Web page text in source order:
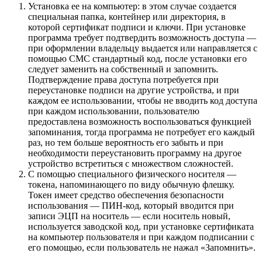
Установка ее на компьютер: в этом случае создается
специальная папка, контейнер или директория, в
которой сертификат подписи и ключи. При установке
программа требует подтвердить возможность доступа —
при оформлении владельцу выдается или направляется с
помощью СМС стандартный код, после установки его
следует заменить на собственный и запомнить.
Подтверждение права доступа потребуется при
переустановке подписи на другие устройства, и при
каждом ее использовании, чтобы не вводить код доступа
при каждом использовании, пользователю
предоставлена возможность воспользоваться функцией
запоминания, тогда программа не потребует его каждый
раз, но тем больше вероятность его забыть и при
необходимости переустановить программу на другое
устройство встретиться с множеством сложностей.
С помощью специального физического носителя —
токена, напоминающего по виду обычную флешку.
Токен имеет средство обеспечения безопасности
использования — ПИН-код, который вводится при
записи ЭЦП на носитель — если носитель новый,
используется заводской код, при установке сертификата
на компьютер пользователя и при каждом подписании с
его помощью, если пользователь не нажал «Запомнить».